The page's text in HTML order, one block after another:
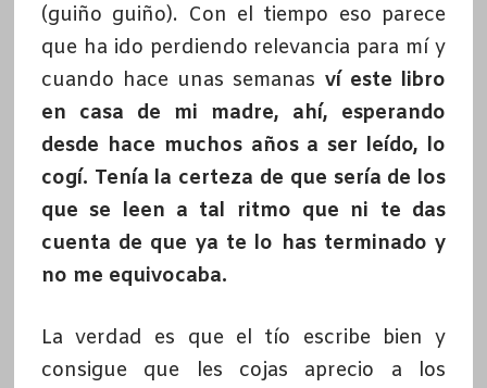
(guiño guiño). Con el tiempo eso parece
que ha ido perdiendo relevancia para mí y
cuando hace unas semanas ví este libro
en casa de mi madre, ahí, esperando
desde hace muchos años a ser leído, lo
cogí. Tenía la certeza de que sería de los
que se leen a tal ritmo que ni te das
cuenta de que ya te lo has terminado y
no me equivocaba.
La verdad es que el tío escribe bien y
consigue que les cojas aprecio a los